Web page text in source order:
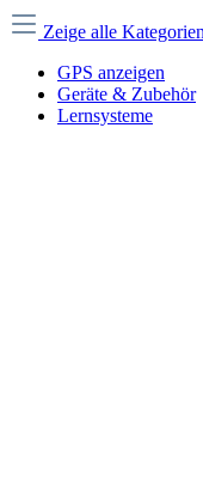
Zeige alle Kategorien
GPS anzeigen
Geräte & Zubehör
Lernsysteme